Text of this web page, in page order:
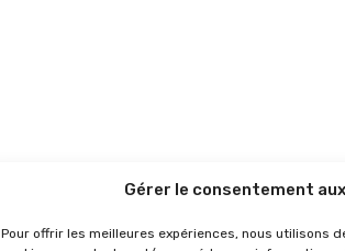
Gérer le consentement
Pour offrir les meilleures expériences, nous utilisons